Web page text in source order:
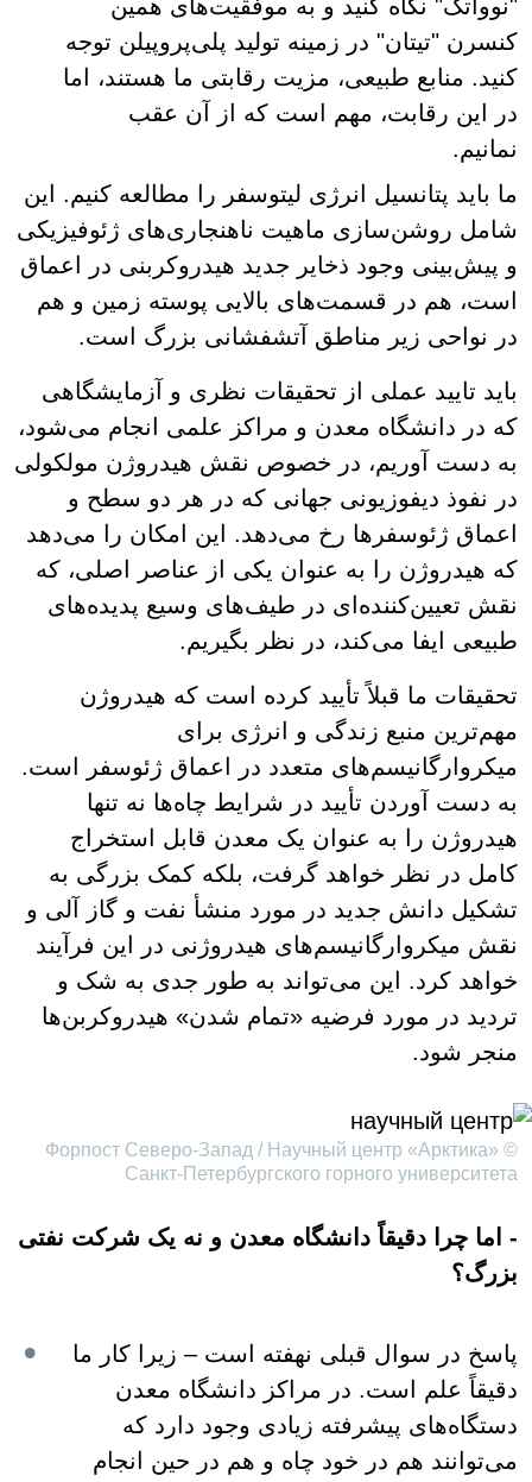
"نوواتک" نگاه کنید و به موفقیت‌های همین
کنسرن "تیتان" در زمینه تولید پلی‌پروپیلن توجه
کنید. منابع طبیعی، مزیت رقابتی ما هستند، اما
در این رقابت، مهم است که از آن عقب
نمانیم.
ما باید پتانسیل انرژی لیتوسفر را مطالعه کنیم. این
شامل روشن‌سازی ماهیت ناهنجاری‌های ژئوفیزیکی
و پیش‌بینی وجود ذخایر جدید هیدروکربنی در اعماق
است، هم در قسمت‌های بالایی پوسته زمین و هم
در نواحی زیر مناطق آتشفشانی بزرگ است.
باید تایید عملی از تحقیقات نظری و آزمایشگاهی
که در دانشگاه معدن و مراکز علمی انجام می‌شود،
به دست آوریم، در خصوص نقش هیدروژن مولکولی
در نفوذ دیفوزیونی جهانی که در هر دو سطح و
اعماق ژئوسفرها رخ می‌دهد. این امکان را می‌دهد
که هیدروژن را به عنوان یکی از عناصر اصلی، که
نقش تعیین‌کننده‌ای در طیف‌های وسیع پدیده‌های
طبیعی ایفا می‌کند، در نظر بگیریم.
تحقیقات ما قبلاً تأیید کرده است که هیدروژن
مهم‌ترین منبع زندگی و انرژی برای
میکروارگانیسم‌های متعدد در اعماق ژئوسفر است.
به دست آوردن تأیید در شرایط چاه‌ها نه تنها
هیدروژن را به عنوان یک معدن قابل استخراج
کامل در نظر خواهد گرفت، بلکه کمک بزرگی به
تشکیل دانش جدید در مورد منشأ نفت و گاز آلی و
نقش میکروارگانیسم‌های هیدروژنی در این فرآیند
خواهد کرد. این می‌تواند به طور جدی به شک و
تردید در مورد فرضیه «تمام شدن» هیدروکربن‌ها
منجر شود.
© Форпост Северо-Запад / Научный центр «Арктика»
Санкт-Петербургского горного университета
- اما چرا دقیقاً دانشگاه معدن و نه یک شرکت نفتی
بزرگ؟
پاسخ در سوال قبلی نهفته است – زیرا کار ما
دقیقاً علم است. در مراکز دانشگاه معدن
دستگاه‌های پیشرفته زیادی وجود دارد که
می‌توانند هم در خود چاه و هم در حین انجام